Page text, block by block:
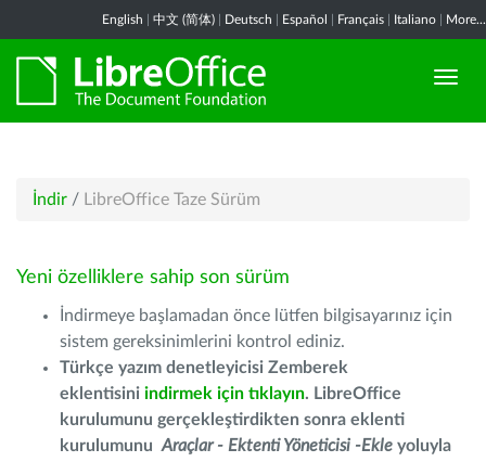
English 中文 (简体) Deutsch Español Français Italiano More...
İndir / LibreOffice Taze Sürüm
Yeni özelliklere sahip son sürüm
İndirmeye başlamadan önce lütfen bilgisayarınız için
sistem gereksinimlerini kontrol ediniz.
Türkçe yazım denetleyicisi Zemberek
eklentisini indirmek için tıklayın. LibreOffice
kurulumunu gerçekleştirdikten sonra eklenti
kurulumunu Araçlar - Ektenti Yöneticisi -Ekle yoluyla